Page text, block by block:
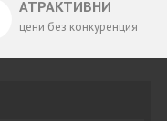
АТРАКТИВНИ
цени без конкуренция